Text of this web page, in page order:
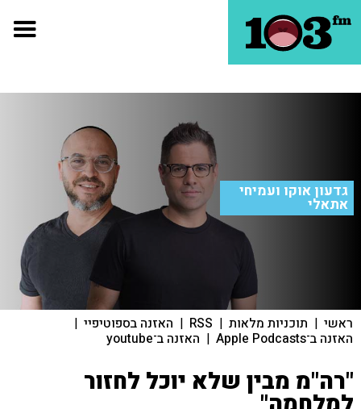
גדעון אוקו ועמיחי
אתאלי
ראשי | תוכניות מלאות |
RSS
| האזנה בספוטיפיי |
האזנה ב־Apple Podcasts | האזנה ב־youtube
"רה"מ מבין שלא יוכל לחזור